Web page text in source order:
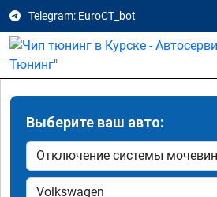
Telegram: EuroCT_bot
Выберите ваш авто: